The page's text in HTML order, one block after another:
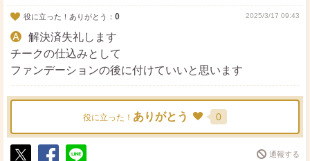
役に立った！ありがとう： 0 2025/3/17 09:43
解決済失礼します
チークの仕込みとして
ファンデーションの後に付けていいと思います
役に立った！ ありがとう 0
通報する